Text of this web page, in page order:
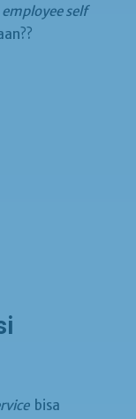
employee self
bisa